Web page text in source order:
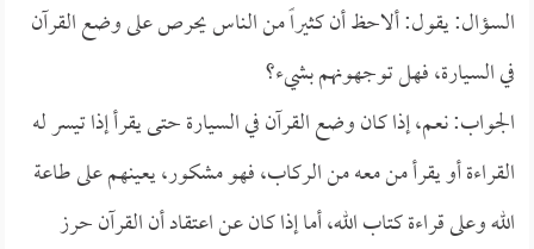
السؤال: يقول: ألاحظ أن كثيراً من الناس يحرص على وضع القرآن
في السيارة، فهل توجهونهم بشيء؟
الجواب: نعم، إذا كان وضع القرآن في السيارة حتى يقرأ إذا تيسر له
القراءة أو يقرأ من معه من الركاب، فهو مشكور، يعينهم على طاعة
الله وعلى قراءة كتاب الله، أما إذا كان عن اعتقاد أن القرآن حرز